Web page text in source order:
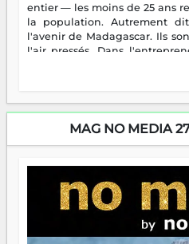
entier — les moins de 25 ans
la population. Autrement
l'avenir de Madagascar. Ils
l'air pressés. Dans
plus nombreux à se lancer,
sans filet, souvent sans
encore meilleures. Aina
Prix RFI Instrumental
jeunes qui tiennent la
s'arrêter là, applaudir et
serait passer à côté d'une
brûle fort — et parfois, ça
direction peut éclairer autant
là que les aînés entrent en
MAG NO MEDIA